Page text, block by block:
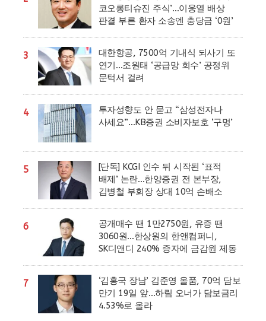
코오롱티슈진 주식’…이웅열 배상
판결 부른 환자 소송엔 충당금 ‘0원’
3
대한항공, 7500억 기내식 되사기 또
연기…조원태 ‘공급망 회수’ 공정위
문턱서 걸려
4
투자성향도 안 묻고 “삼성전자나
사세요”…KB증권 소비자보호 ‘구멍’
5
[단독] KCGI 인수 뒤 시작된 ‘표적
배제’ 논란…한양증권 전 본부장,
김병철 부회장 상대 10억 손배소
6
공개매수 땐 1만2750원, 유증 땐
3060원…한상원의 한앤컴퍼니,
SK디앤디 240% 증자에 금감원 제동
7
‘김홍국 장남’ 김준영 올품, 70억 담보
만기 19일 앞…하림 오너가 담보금리
4.53%로 올라